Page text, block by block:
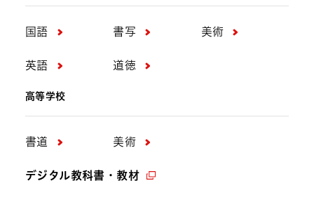
国語 書写 美術
英語 道徳
高等学校
書道 美術
デジタル教科書・教材